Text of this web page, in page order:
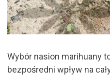
Wybór nasion marihuany
bezpośredni wpływ na